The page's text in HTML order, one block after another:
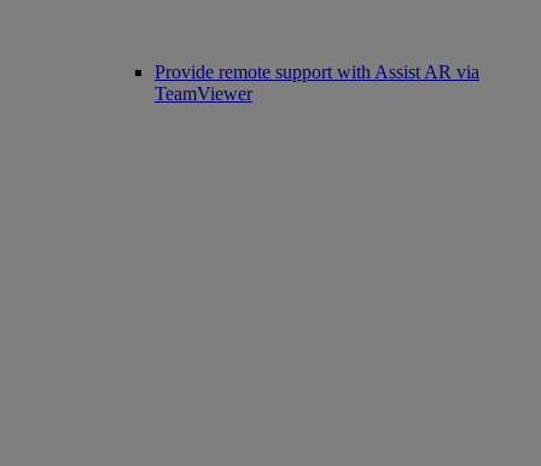
Provide remote support with Assist AR via
TeamViewer